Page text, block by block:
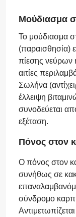
Μούδιασμα
Το μούδιασμα
(παραισθησία)
πίεσης νεύρων
αιτίες
Σωλήνα
έλλειψη
συνοδεύεται
εξέταση.
Πόνος στον
Ο πόνος στον
συνήθως σε
σύνδρομο